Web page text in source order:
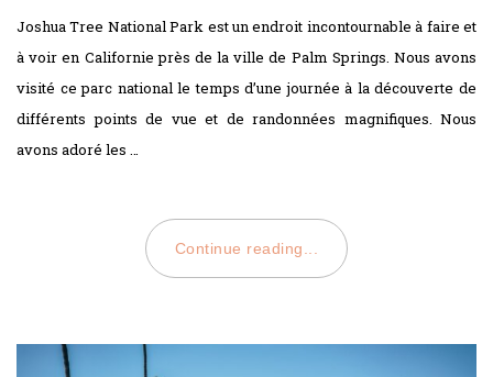
Joshua Tree National Park est un endroit incontournable à faire et
à voir en Californie près de la ville de Palm Springs. Nous avons
visité ce parc national le temps d’une journée à la découverte de
différents points de vue et de randonnées magnifiques. Nous
avons adoré les …
Continue reading...